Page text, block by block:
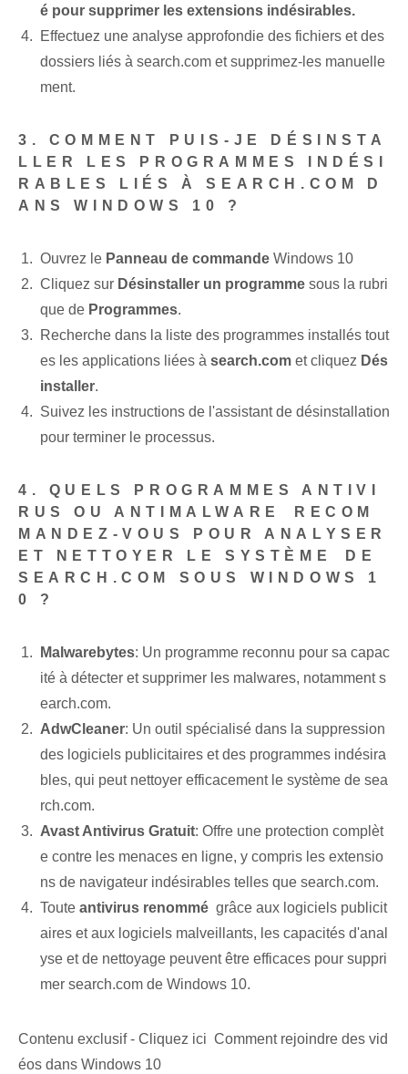
é pour supprimer les extensions indésirables.
Effectuez une analyse approfondie des fichiers et des
dossiers liés à search.com et supprimez-les manuelle
ment.
3. COMMENT PUIS-JE DÉSINSTA
LLER LES PROGRAMMES INDÉSI
RABLES LIÉS À SEARCH.COM D
ANS WINDOWS 10 ?
Ouvrez le Panneau de commande Windows 10
Cliquez sur Désinstaller un programme sous la rubri
que de Programmes.
Recherche dans la liste des programmes installés tout
es les applications liées à search.com et cliquez Dés
installer.
Suivez les instructions de l'assistant de désinstallation
pour terminer le processus.
4. QUELS PROGRAMMES ‌ANTIVI
RUS ‌OU ANTIMALWARE⁤ RECOM
MANDEZ-VOUS POUR ANALYSER
ET NETTOYER LE SYSTÈME⁤ DE
SEARCH.COM SOUS WINDOWS 1
0 ?
Malwarebytes: Un ⁣programme reconnu​ pour sa capac
ité à détecter et supprimer les malwares, notamment s
earch.com.
AdwCleaner:⁤ Un outil spécialisé dans la suppression
des logiciels publicitaires et des programmes indésira
bles, qui peut nettoyer efficacement le système de sea
rch.com.
Avast Antivirus Gratuit: Offre une protection complèt
e contre les menaces en ligne, y compris les extensio
ns de navigateur indésirables telles que search.com.
Toute antivirus renommé ⁣ grâce aux logiciels publicit
aires⁣ et aux logiciels malveillants, les capacités d'anal
yse et de nettoyage peuvent être efficaces pour suppri
mer search.com de Windows 10.
Contenu exclusif - Cliquez ici Comment rejoindre des vid
éos dans Windows 10